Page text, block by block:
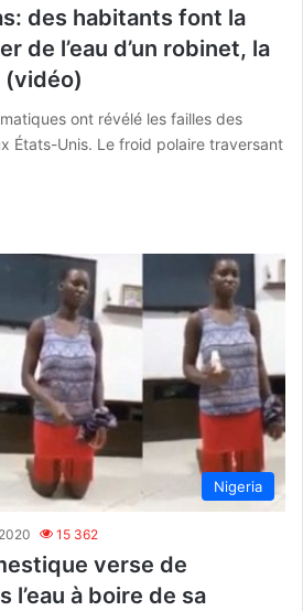
des habitants font la
de l’eau d’un robinet, la
(vidéo)
ont révélé les failles des
États-Unis. Le froid polaire traversant
Nigeria
15 362
verse de
l’eau à boire de sa